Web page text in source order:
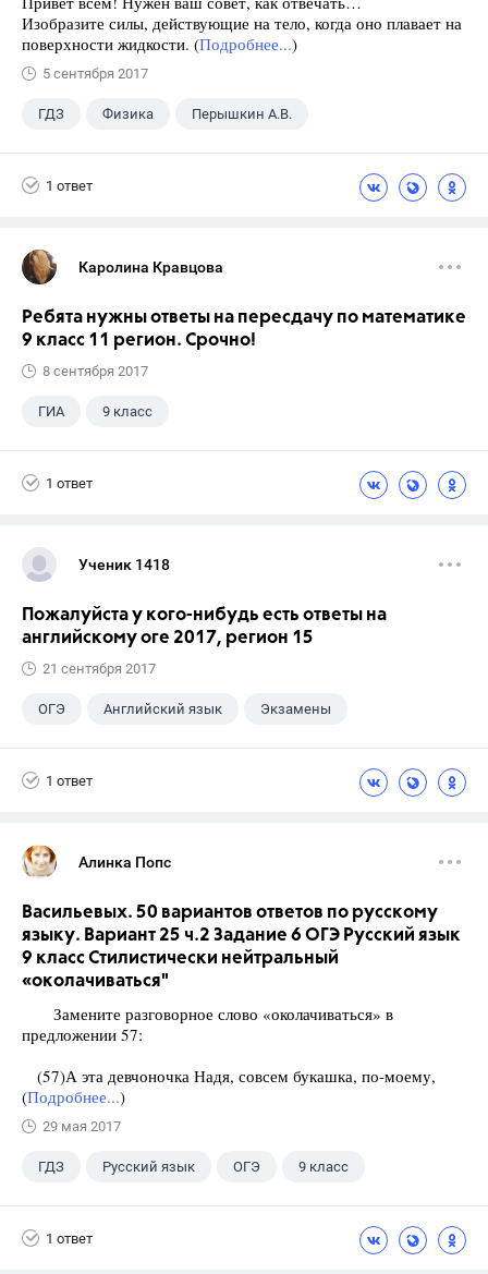
Изобразите силы, действующие на тело, когда оно плавает на
поверхности жидкости. (Подробнее...)
5 сентября 2017
ГДЗ Физика Перышкин А.В.
1 ответ
Каролина Кравцова
Ребята нужны ответы на пересдачу по математике
9 класс 11 регион. Срочно!
8 сентября 2017
ГИА 9 класс
1 ответ
Ученик 1418
Пожалуйста у кого-нибудь есть ответы на
английскому оге 2017, регион 15
21 сентября 2017
ОГЭ Английский язык Экзамены
1 ответ
Алинка Попс
Васильевых. 50 вариантов ответов по русскому
языку. Вариант 25 ч.2 Задание 6 ОГЭ Русский язык
9 класс Стилистически нейтральный
«околачиваться"
Замените разговорное слово «околачиваться» в
предложении 57:
(57)А эта девчоночка Надя, совсем букашка, по-моему,
(Подробнее...)
29 мая 2017
ГДЗ Русский язык ОГЭ 9 класс
1 ответ